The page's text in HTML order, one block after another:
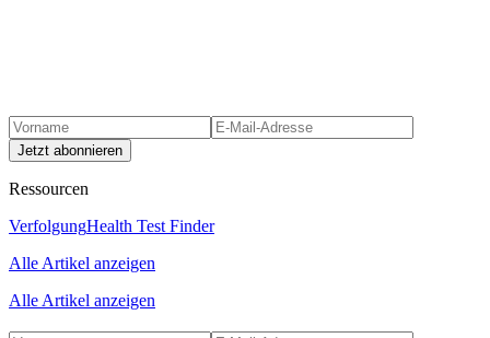
Jetzt abonnieren
Ressourcen
VerfolgungHealth Test Finder
Alle Artikel anzeigen
Alle Artikel anzeigen